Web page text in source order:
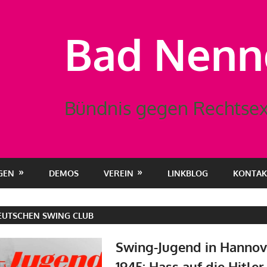
Bad
Bündnis gegen
DEMOS VEREIN LINKBLOG
SWING CLUB
Swing-Jugend in